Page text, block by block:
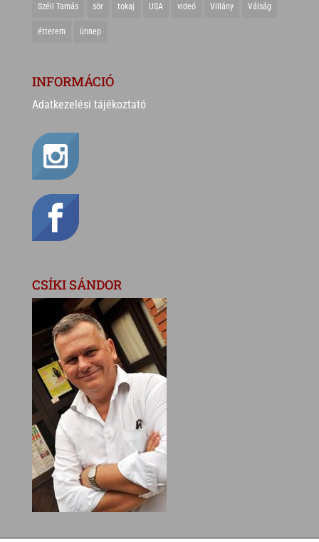
Széll Tamás sör tokaj USA videó Villány Válság
étterem ünnep
INFORMÁCIÓ
Adatkezelési tájékoztató
CSÍKI SÁNDOR